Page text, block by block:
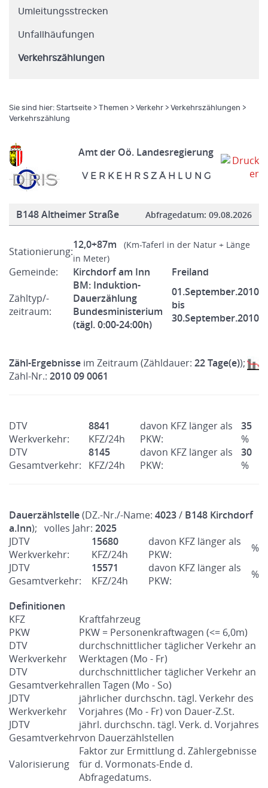
Umleitungsstrecken
Unfallhäufungen
Verkehrszählungen
Sie sind hier: Startseite > Themen > Verkehr > Verkehrszählungen >
Verkehrszählung
Amt der Oö. Landesregierung
V E R K E H R S Z Ä H L U N G
B148 Altheimer Straße Abfragedatum: 09.08.2026
Stationierung:
12,0+87m
(Km-Taferl in der Natur + Länge
in Meter)
Gemeinde: Kirchdorf am Inn
Freiland
Zähltyp/-
zeitraum:
BM: Induktion-
Dauerzählung
Bundesministerium
(tägl. 0:00-24:00h)
01.September.2010
bis
30.September.2010
Zähl-Ergebnisse im Zeitraum (Zähldauer: 22 Tage(e));
Zähl-Nr.: 2010 09 0061
DTV
Werkverkehr:
8841
KFZ/24h
davon KFZ länger als
PKW:
35
%
DTV
Gesamtverkehr:
8145
KFZ/24h
davon KFZ länger als
PKW:
30
%
Dauerzählstelle(DZ.-Nr./-Name: 4023/ B148 Kirchdorf
a.Inn); volles Jahr: 2025
JDTV
Werkverkehr:
15680
KFZ/24h
davon KFZ länger als
PKW:
%
JDTV
Gesamtverkehr:
15571
KFZ/24h
davon KFZ länger als
PKW:
%
Definitionen
KFZ
Kraftfahrzeug
PKW
PKW = Personenkraftwagen (<= 6,0m)
DTV
Werkverkehr
durchschnittlicher täglicher Verkehr an
Werktagen (Mo - Fr)
DTV
Gesamtverkehr
durchschnittlicher täglicher Verkehr an
allen Tagen (Mo - So)
JDTV
Werkverkehr
jährlicher durchschn. tägl. Verkehr des
Vorjahres (Mo - Fr) von Dauer-Z.St.
JDTV
Gesamtverkehr
jährl. durchschn. tägl. Verk. d. Vorjahres
von Dauerzählstellen
Valorisierung
Faktor zur Ermittlung d. Zählergebnisse
für d. Vormonats-Ende d.
Abfragedatums.